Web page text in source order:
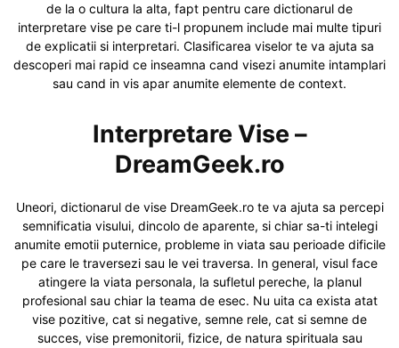
de la o cultura la alta, fapt pentru care dictionarul de
interpretare vise pe care ti-l propunem include mai multe tipuri
de explicatii si interpretari. Clasificarea viselor te va ajuta sa
descoperi mai rapid ce inseamna cand visezi anumite intamplari
sau cand in vis apar anumite elemente de context.
Interpretare Vise –
DreamGeek.ro
Uneori, dictionarul de vise DreamGeek.ro te va ajuta sa percepi
semnificatia visului, dincolo de aparente, si chiar sa-ti intelegi
anumite emotii puternice, probleme in viata sau perioade dificile
pe care le traversezi sau le vei traversa. In general, visul face
atingere la viata personala, la sufletul pereche, la planul
profesional sau chiar la teama de esec. Nu uita ca exista atat
vise pozitive, cat si negative, semne rele, cat si semne de
succes, vise premonitorii, fizice, de natura spirituala sau